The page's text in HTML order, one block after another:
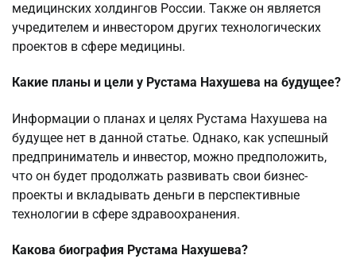
медицинских холдингов России. Также он является
учредителем и инвестором других технологических
проектов в сфере медицины.
Какие планы и цели у Рустама Нахушева на будущее?
Информации о планах и целях Рустама Нахушева на
будущее нет в данной статье. Однако, как успешный
предприниматель и инвестор, можно предположить,
что он будет продолжать развивать свои бизнес-
проекты и вкладывать деньги в перспективные
технологии в сфере здравоохранения.
Какова биография Рустама Нахушева?